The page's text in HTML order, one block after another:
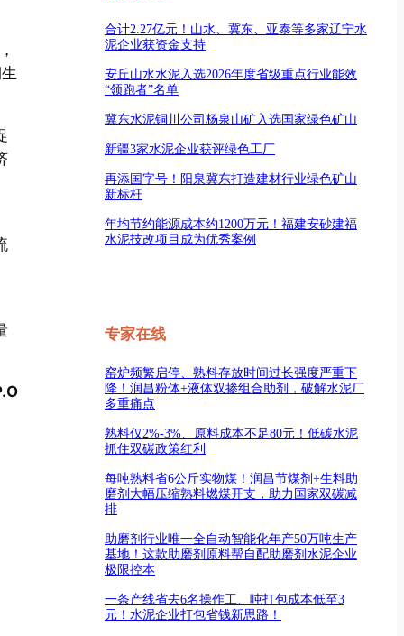
合计2.27亿元！山水、冀东、亚泰等多家辽宁水
泥企业获资金支持
安丘山水水泥入选2026年度省级重点行业能效
“领跑者”名单
冀东水泥铜川公司杨泉山矿入选国家绿色矿山
新疆3家水泥企业获评绿色工厂
再添国字号！阳泉冀东打造建材行业绿色矿山
新标杆
年均节约能源成本约1200万元！福建安砂建福
水泥技改项目成为优秀案例
专家在线
窑炉频繁启停、熟料存放时间过长强度严重下
降！润昌粉体+液体双掺组合助剂，破解水泥厂
多重痛点
熟料仅2%-3%、原料成本不足80元！低碳水泥
抓住双碳政策红利
每吨熟料省6公斤实物煤！润昌节煤剂+生料助
磨剂大幅压缩熟料燃煤开支，助力国家双碳减
排
助磨剂行业唯一全自动智能化年产50万吨生产
基地！这款助磨剂原料帮自配助磨剂水泥企业
极限控本
一条产线省去6名操作工、吨打包成本低至3
元！水泥企业打包省钱新思路！